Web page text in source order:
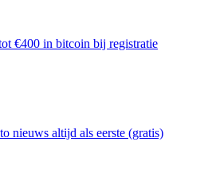
€400 in bitcoin bij registratie
nieuws altijd als eerste (gratis)